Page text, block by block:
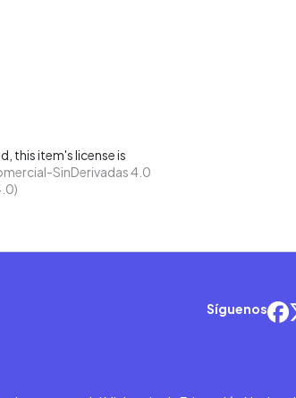
this item's license is
SinDerivadas 4.0
Síguenos